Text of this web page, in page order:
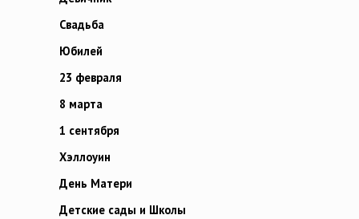
Свадьба
Юбилей
23 февраля
8 марта
1 сентября
Хэллоуин
День Матери
Детские сады и Школы